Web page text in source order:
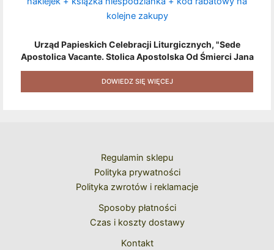
Urząd Papieskich Celebracji Liturgicznych, "Sede
Apostolica Vacante. Stolica Apostolska Od Śmierci Jana
Pawła II Do Wyboru Benedykta XVI" [2020] + Zestaw 6
Naklejek + Książka Niespodzianka + Kod Rabatowy Na
Kolejne Zakupy
DOWIEDZ SIĘ WIĘCEJ
Regulamin sklepu
Polityka prywatności
Polityka zwrotów i reklamacje
Sposoby płatności
Czas i koszty dostawy
Kontakt